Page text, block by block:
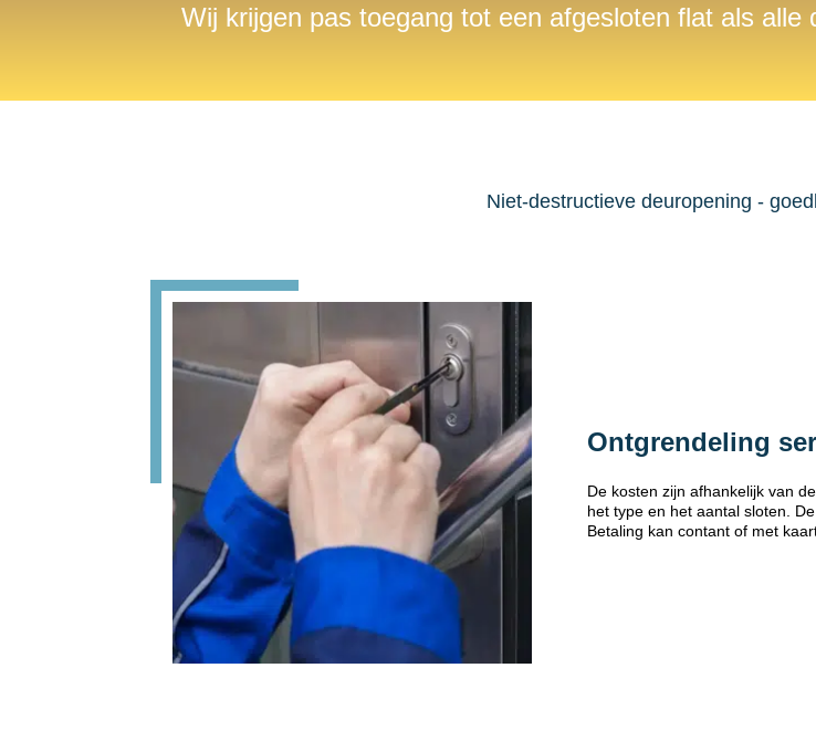
Wij krijgen pas toegang tot een afgesloten flat als
Niet-destructieve deuropening -
Ontgrendeling
De kosten zijn afhankelijk van
het type en het aantal sloten.
Betaling kan contant of met